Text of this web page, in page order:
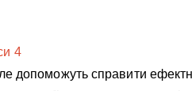
допоможуть справити